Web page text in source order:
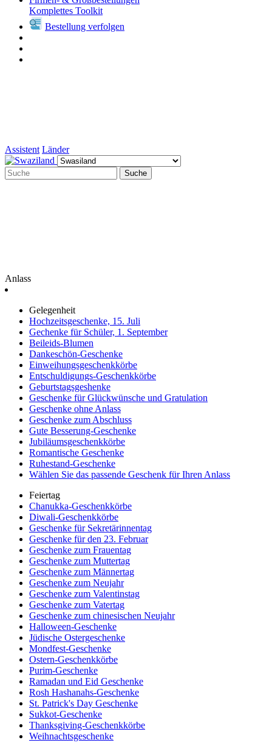
Komplettes Toolkit
Bestellung verfolgen
Assistent Länder
Suche
Anlass
Gelegenheit
Hochzeitsgeschenke, 15. Juli
Gechenke für Schüler, 1. September
Beileids-Blumen
Dankeschön-Geschenke
Einweihungsgeschenkkörbe
Entschuldigungs-Geschenkkörbe
Geburtstagsgeshenke
Geschenke für Glückwünsche und Gratulation
Geschenke ohne Anlass
Geschenke zum Abschluss
Gute Besserung-Geschenke
Jubiläumsgeschenkkörbe
Romantische Geschenke
Ruhestand-Geschenke
Wählen Sie das passende Geschenk für Ihren Anlass
Feiertag
Chanukka-Geschenkkörbe
Diwali-Geschenkkörbe
Geschenke für Sekretärinnentag
Geschenke für den 23. Februar
Geschenke zum Frauentag
Geschenke zum Muttertag
Geschenke zum Männertag
Geschenke zum Neujahr
Geschenke zum Valentinstag
Geschenke zum Vatertag
Geschenke zum chinesischen Neujahr
Halloween-Geschenke
Jüdische Ostergeschenke
Mondfest-Geschenke
Ostern-Geschenkkörbe
Purim-Geschenke
Ramadan und Eid Geschenke
Rosh Hashanahs-Geschenke
St. Patrick's Day Geschenke
Sukkot-Geschenke
Thanksgiving-Geschenkkörbe
Weihnachtsgeschenke